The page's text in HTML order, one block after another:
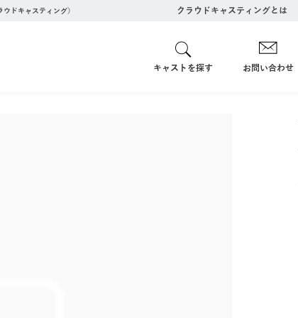
ドキャスティング） クラウドキャスティングとは
キャストを探す お問い合わせ